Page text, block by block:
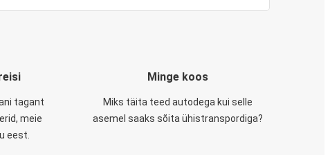
tagant
meie
eest.
Minge koos
Miks täita teed autodega kui selle
asemel saaks sõita ühistranspordiga?